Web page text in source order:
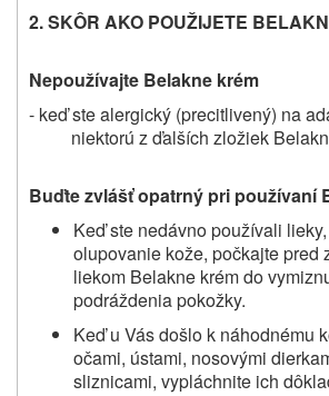
2. SKÔR AKO POUŽIJETE
Nepoužívajte Belakne krém
- keď ste alergický (precitlivený) na
niektorú z ďalších zložiek
Buďte zvlášť opatrný pri používaní
Keď ste nedávno používali
olupovanie kože, počkajte pred
liekom Belakne krém do
podráždenia pokožky.
Keď u Vás došlo k náhodnému
očami, ústami, nosovými
sliznicami, vypláchnite ich